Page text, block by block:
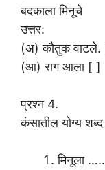
बदकाला मिनूचे
उत्तर:
(अ) कौतुक
(आ) राग आला [ ]
प्रश्न 4.
कंसातील योग्य शब्द
मिनूला